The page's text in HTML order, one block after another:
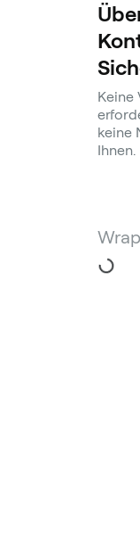
Keine
keine
Ihnen.